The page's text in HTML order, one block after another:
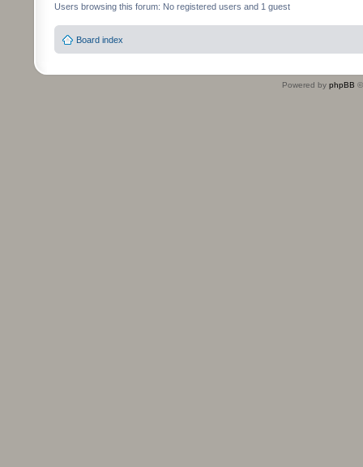
Users browsing this forum: No registered users and 1 guest
Board index
Powered by phpBB